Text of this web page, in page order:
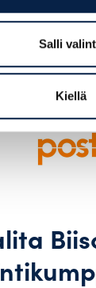
Salli
Kiellä